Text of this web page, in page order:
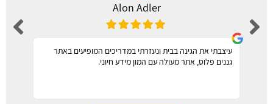
Alon Adler
עיצבתי את הגינה בבית ונעזרתי במדריכים המופיעים באתר
גננים פלוס, אתר מעולה עם המון מידע חיוני.